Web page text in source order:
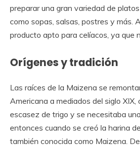
preparar una gran variedad de
como sopas, salsas, postres y más.
producto apto para celíacos, ya que
Orígenes y tradición
Las raíces de la Maizena se
Americana a mediados del siglo XIX,
escasez de trigo y se necesitaba
entonces cuando se creó la harina
también conocida como Maizena.